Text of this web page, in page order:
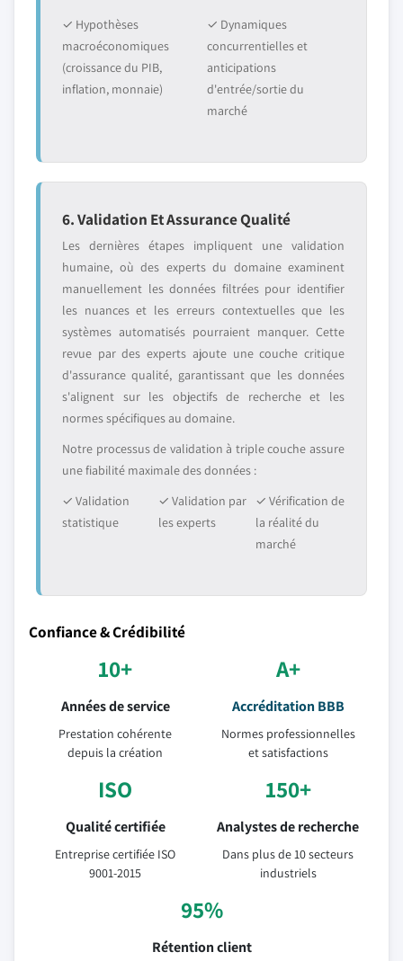
✓ Hypothèses
macroéconomiques
(croissance du PIB,
inflation, monnaie)
✓ Dynamiques
concurrentielles et
anticipations
d'entrée/sortie du
marché
6. Validation Et Assurance Qualité
Les dernières étapes impliquent une validation
humaine, où des experts du domaine examinent
manuellement les données filtrées pour identifier
les nuances et les erreurs contextuelles que les
systèmes automatisés pourraient manquer. Cette
revue par des experts ajoute une couche critique
d'assurance qualité, garantissant que les données
s'alignent sur les objectifs de recherche et les
normes spécifiques au domaine.
Notre processus de validation à triple couche assure
une fiabilité maximale des données :
✓ Validation
statistique
✓ Validation par
les experts
✓ Vérification de
la réalité du
marché
Confiance & Crédibilité
10+
Années de service
Prestation cohérente
depuis la création
A+
Accréditation BBB
Normes professionnelles
et satisfactions
ISO
Qualité certifiée
Entreprise certifiée ISO
9001-2015
150+
Analystes de recherche
Dans plus de 10 secteurs
industriels
95%
Rétention client